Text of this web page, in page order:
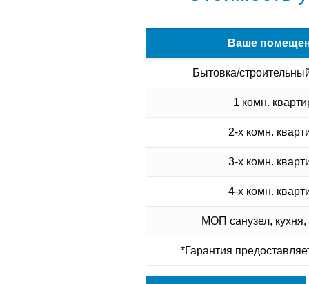
Ваше
Бытовка/
1 комн.
2-х комн.
3-х комн.
4-х комн.
МОП санузел, кухня,
*Гарантия